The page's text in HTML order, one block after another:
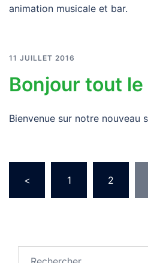
animation musicale et bar.
11 JUILLET 2016
Bonjour tout
Bienvenue sur notre nouveau
des
publications
< 1 2